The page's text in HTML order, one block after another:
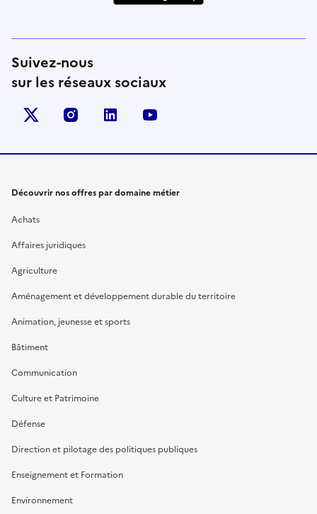
Suivez-nous
sur les réseaux sociaux
X (anciennement Twitter)
instagramlinkedin
Découvrir nos offres par domaine métier
Achats
Affaires juridiques
Agriculture
Aménagement et développement durable du territoire
Animation, jeunesse et sports
Bâtiment
Communication
Culture et Patrimoine
Défense
Direction et pilotage des politiques publiques
Enseignement et Formation
Environnement